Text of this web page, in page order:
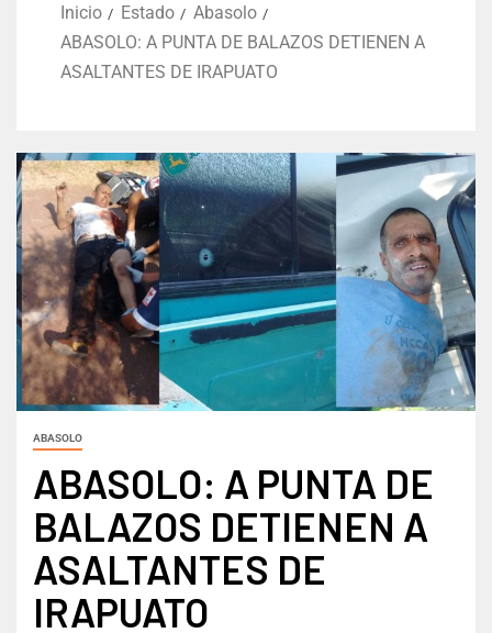
Inicio Estado
Abasolo
ABASOLO: A PUNTA DE BALAZOS DETIENEN A
ASALTANTES DE IRAPUATO
ABASOLO
ABASOLO: A PUNTA DE
BALAZOS DETIENEN A
ASALTANTES DE
IRAPUATO